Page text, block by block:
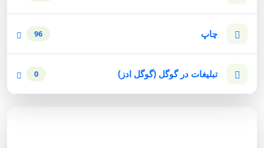
چاپ 96
تبلیغات در گوگل (گوگل ادز) 0